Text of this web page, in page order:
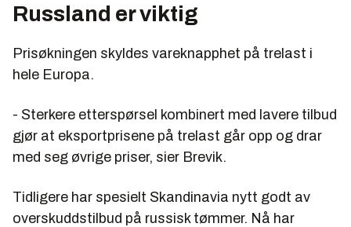
Russland er viktig
Prisøkningen skyldes vareknapphet på trelast i
hele Europa.
- Sterkere etterspørsel kombinert med lavere tilbud
gjør at eksportprisene på trelast går opp og drar
med seg øvrige priser, sier Brevik.
Tidligere har spesielt Skandinavia nytt godt av
overskuddstilbud på russisk tømmer. Nå har